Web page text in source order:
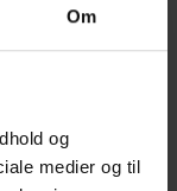
Om
og
medier og til